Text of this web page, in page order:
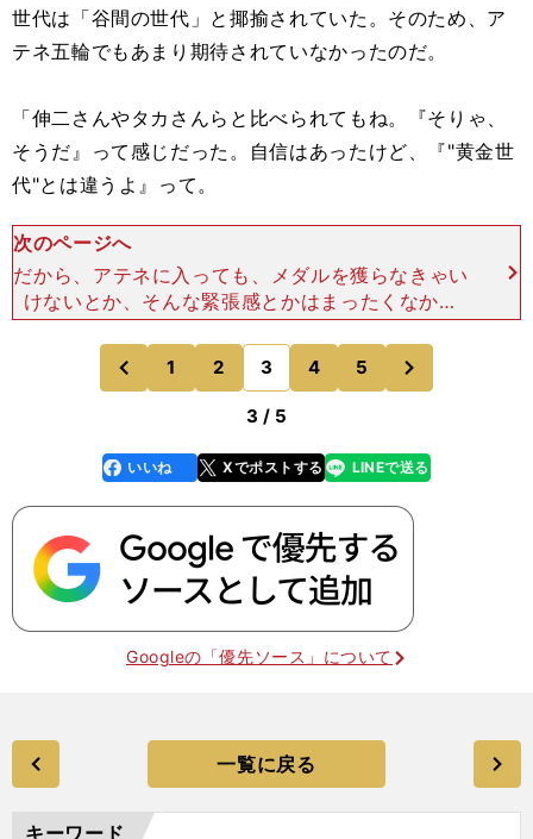
世代は「谷間の世代」と揶揄されていた。そのため、ア
テネ五輪でもあまり期待されていなかったのだ。
「伸二さんやタカさんらと比べられてもね。『そりゃ、
そうだ』って感じだった。自信はあったけど、『"黄金世
代"とは違うよ』って。
次のページへ
だから、アテネに入っても、メダルを獲らなきゃい
けないとか、そんな緊張感とかはまったくなかっ
た。オレらは"谷間の世代"だし、（見る側にした
ら）『どうでもええんやろ』って思っていた。 で
も反面、内心では『
前
のページへ
1 2 3 4 5
のページへ
3 / 5
faceboo
k
いいね Xでポストする
line LINEで送る
Googleの「優先ソース」について
一覧に戻る
キーワード